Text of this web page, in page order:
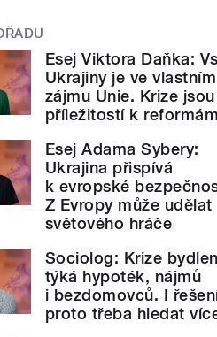
Esej Viktora Daňka:
Ukrajiny je ve vlastním
zájmu Unie. Krize jsou
příležitostí k reformám
Esej Adama Sybery:
Ukrajina přispívá
k evropské
Z Evropy může udělat
světového hráče
Sociolog: Krize
týká hypoték, nájmů
i bezdomovců. I
proto třeba hledat